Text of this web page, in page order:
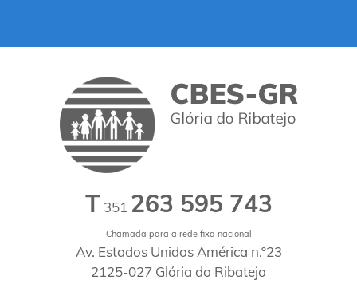
T 351 263 595 743
Chamada para a rede fixa nacional
Av. Estados Unidos América n.º23
2125-027 Glória do Ribatejo